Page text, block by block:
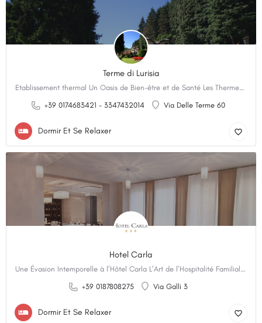
Terme di Lurisia
Etablissement thermal Un Oasis de Bien-être et de Santé Les Thermes de Lurisia, accréditées par le…
+39 0174683421 - 3347432014
Via Delle Terme 60
Dormir Et Se Relaxer
Hotel Carla
Une Évasion Intemporelle à l’Hôtel Carla L’Art de l’Hospitalité Familiale Depuis 1960 Depuis 1960,…
+39 0187808275
Via Galli 3
Dormir Et Se Relaxer